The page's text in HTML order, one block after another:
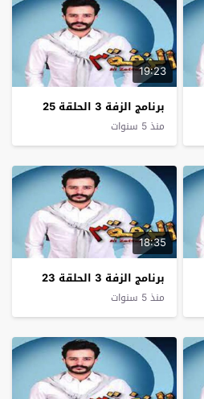
19:23
برنامج الزفة 3 الحلقة 25
منذ 5 سنوات
18:35
برنامج الزفة 3 الحلقة 23
منذ 5 سنوات